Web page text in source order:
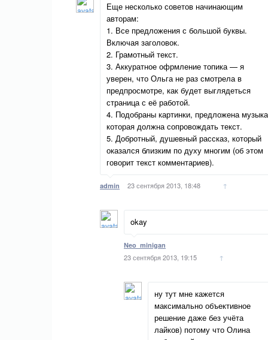
Еще несколько советов начинающим
авторам:
1. Все предложения с большой буквы.
Включая заголовок.
2. Грамотный текст.
3. Аккуратное офрмление топика — я
уверен, что Ольга не раз смотрела в
предпросмотре, как будет выглядеться
страница с её работой.
4. Подобраны картинки, предложена
которая должна сопровождать текст.
5. Добротный, душевный рассказ, который
оказался близким по духу многим (об этом
говорит текст комментариев).
admin 23 сентября 2013, 18:48 ↑
okay
Neo_minigan
23 сентября 2013, 19:15 ↑
ну тут мне кажется
максимально объективное
решение даже без учёта
лайков) потому что Олина